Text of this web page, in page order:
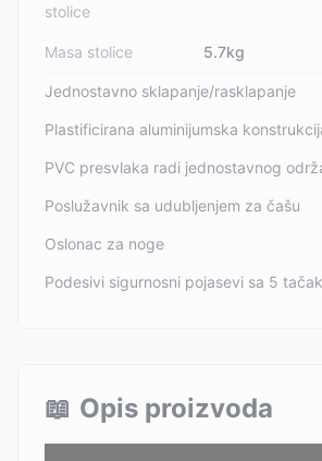
stolice
Masa stolice 5.7kg
Jednostavno sklapanje/rasklapanje
Plastificirana aluminijumska
PVC presvlaka radi jednostavnog
Poslužavnik sa udubljenjem za čašu
Oslonac za noge
Podesivi sigurnosni pojasevi sa 5
📖 Opis proizvoda